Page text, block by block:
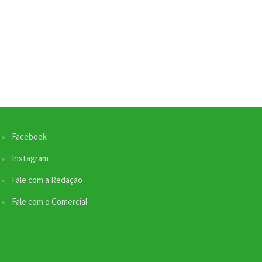
Facebook
Instagram
Fale com a Redação
Fale com o Comercial